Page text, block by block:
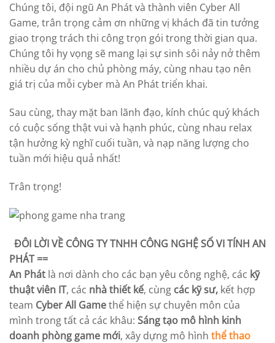
Chúng tôi, đội ngũ An Phát và thành viên Cyber All
Game, trân trọng cảm ơn những vị khách đã tin tưởng
giao trọng trách thi công trọn gói trong thời gian qua.
Chúng tôi hy vọng sẽ mang lại sự sinh sôi nảy nở thêm
nhiều dự án cho chủ phòng máy, cùng nhau tạo nên
giá trị của mỗi cyber mà An Phát triển khai.
Sau cùng, thay mặt ban lãnh đạo, kính chúc quý khách
có cuộc sống thật vui và hạnh phúc, cùng nhau relax
tận hưởng kỳ nghĩ cuối tuần, và nạp năng lượng cho
tuần mới hiệu quả nhất!
Trân trọng!
ĐÔI LỜI VỀ CÔNG TY TNHH CÔNG NGHỆ SỐ VI TÍNH AN
PHÁT==
An Phát là nơi dành cho các bạn yêu công nghệ, các kỹ
thuật viên IT, các nhà thiết kế, cùng các kỹ sư, kết hợp
team Cyber All Gamethể hiện sự chuyên môn của
mình trong tất cả các khâu: Sáng tạo mô hình kinh
doanh phòng game mới, xây dựng mô hình thể thao